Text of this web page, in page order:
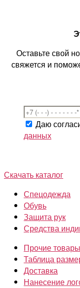
Оставьте свой
свяжется и
Даю
данных
Скачать каталог
Спецодежда
Обувь
Защита рук
Средства
Прочие товары
Таблица
Доставка
Нанесение